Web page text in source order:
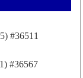
#36511
#36567